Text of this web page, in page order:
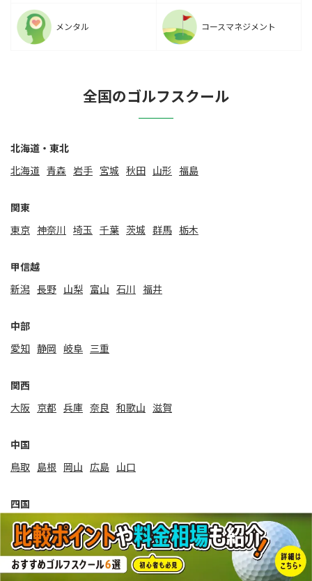
メンタル コースマネジメント
全国のゴルフスクール
北海道・東北
北海道 ⻘森 岩手 宮城 秋田 山形 福島
関東
東京 神奈川 埼玉 千葉 茨城 群馬 栃木
甲信越
新潟 ⻑野 山梨 富山 石川 福井
中部
愛知 静岡 岐阜 三重
関⻄
大阪
京都 兵庫 奈良 和歌山 滋賀
中国
鳥取
島根 岡山 広島 山口
四国
徳島 香川 愛媛 高知
九州・沖縄